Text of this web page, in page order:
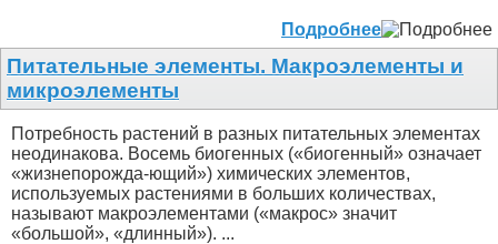
Подробнее
Питательные элементы. Макроэлементы и
микроэлементы
Потребность растений в разных питательных элементах
неодинакова. Восемь биогенных («биогенный» означает
«жизнепорожда-ющий») химических элементов,
используемых растениями в больших количествах,
называют макроэлементами («макрос» значит
«большой», «длинный»). ...